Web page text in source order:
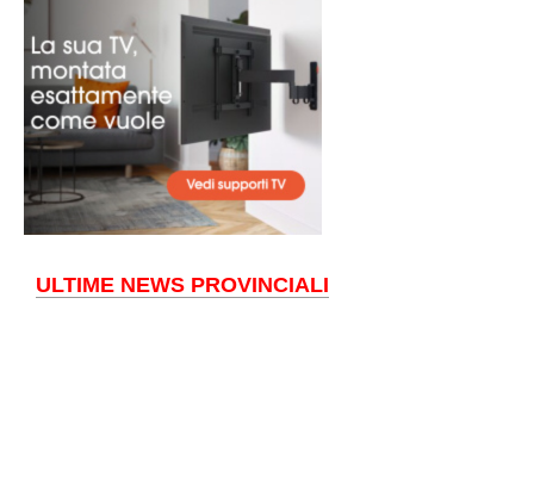
ULTIME NEWS PROVINCIALI